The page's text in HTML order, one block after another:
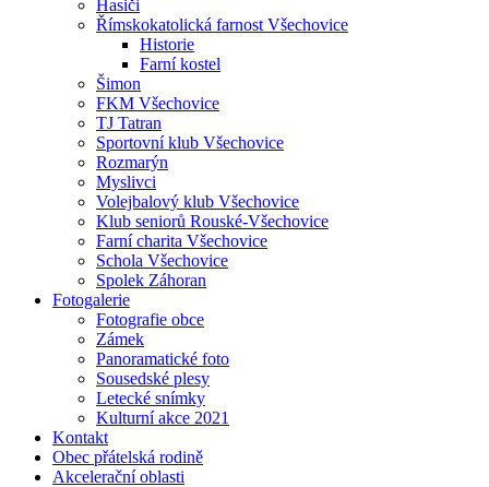
Hasiči
Římskokatolická farnost Všechovice
Historie
Farní kostel
Šimon
FKM Všechovice
TJ Tatran
Sportovní klub Všechovice
Rozmarýn
Myslivci
Volejbalový klub Všechovice
Klub seniorů Rouské-Všechovice
Farní charita Všechovice
Schola Všechovice
Spolek Záhoran
Fotogalerie
Fotografie obce
Zámek
Panoramatické foto
Sousedské plesy
Letecké snímky
Kulturní akce 2021
Kontakt
Obec přátelská rodině
Akcelerační oblasti